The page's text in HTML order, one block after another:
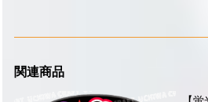
関連商品